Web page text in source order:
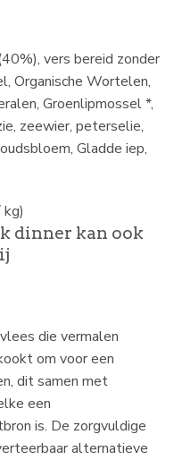
vers bereid zonder
Organische Wortelen,
Groenlipmossel *,
zeewier, peterselie,
Gladde iep,
dinner kan ook
die vermalen
om voor een
dit samen met
een
is. De zorgvuldige
alternatieve